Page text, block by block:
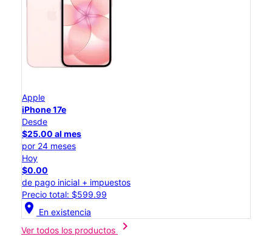
Apple
iPhone 17e
Desde
$25.00 al mes
por 24 meses
Hoy
$0.00
de pago inicial + impuestos
Precio total: $599.99
location_on En existencia
Ver todos los productos
chevron_right